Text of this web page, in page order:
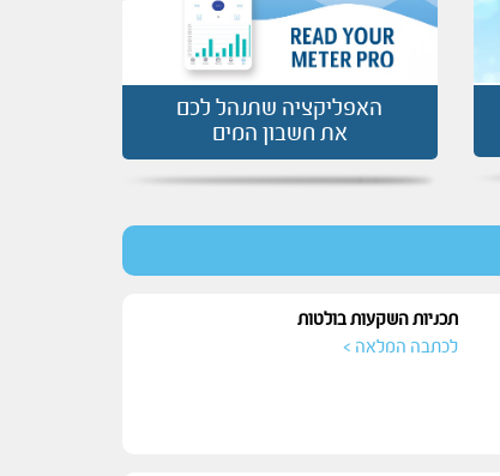
האפליקציה שתנהל לכם
את חשבון המים
תכניות השקעות בולטות
לכתבה המלאה >